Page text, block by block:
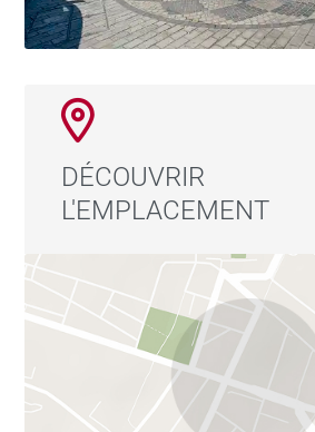
DÉCOUVRIR
L'EMPLACEMENT